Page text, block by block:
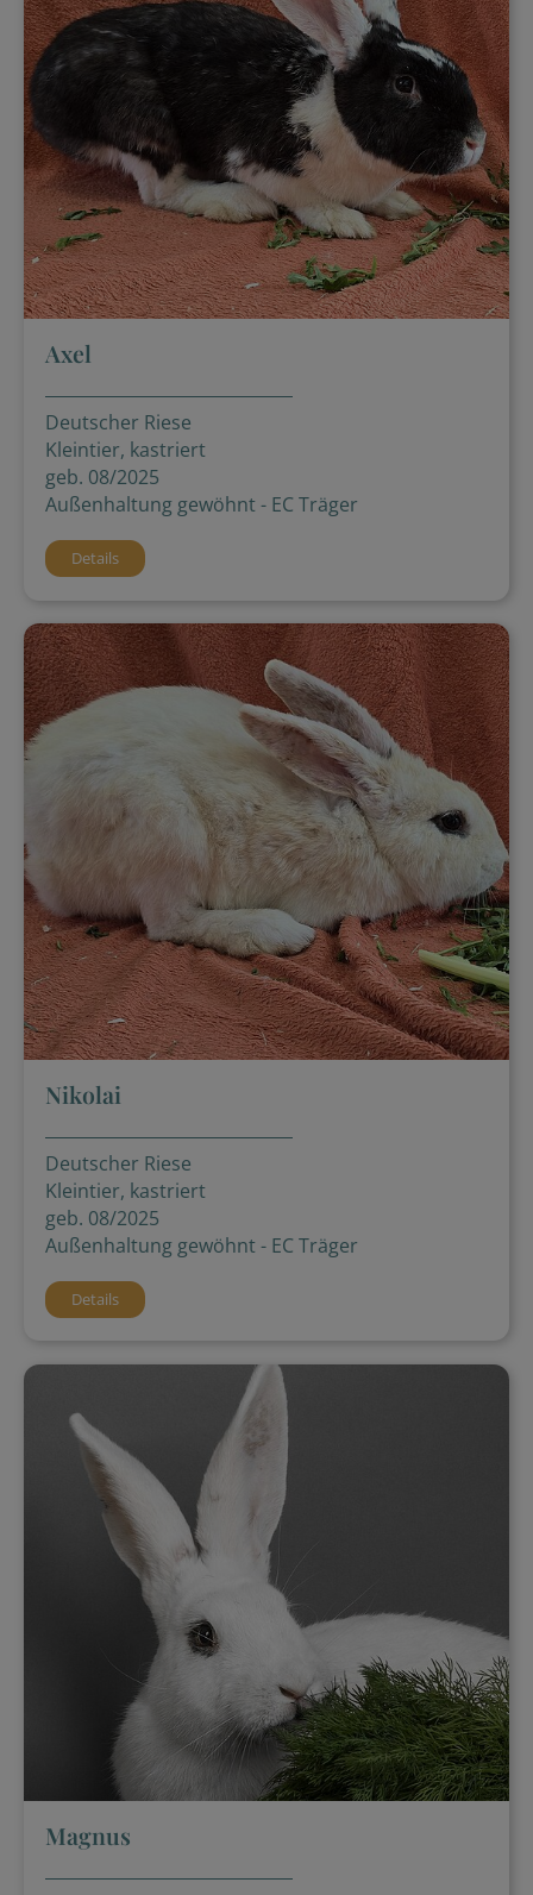
Axel
Deutscher Riese
Kleintier, kastriert
geb. 08/2025
Außenhaltung gewöhnt - EC Träger
Details
Nikolai
Deutscher Riese
Kleintier, kastriert
geb. 08/2025
Außenhaltung gewöhnt - EC Träger
Details
Magnus